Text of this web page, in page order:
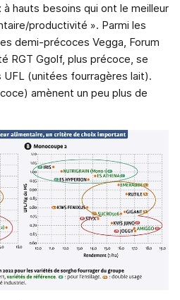
à hauts besoins qui ont le meilleur
productivité ». Parmi les
demi-précoces Vegga, Forum
RGT Ggolf, plus précoce, se
(unitées fourragères lait).
amènent un peu plus de